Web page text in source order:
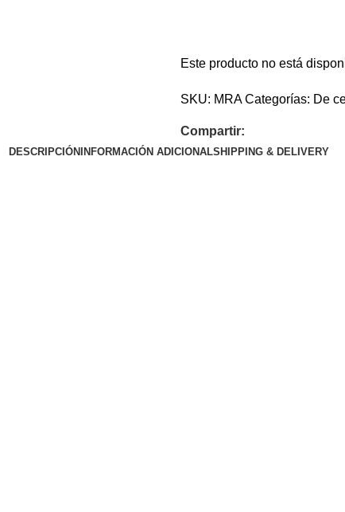
Este producto no está
SKU: MRACategorías: De
Compartir:
DESCRIPCIÓN INFORMACIÓN ADICIONALSHIPPING & DELIVERY